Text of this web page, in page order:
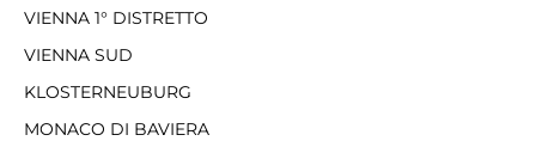
VIENNA 1° DISTRETTO
VIENNA SUD
KLOSTERNEUBURG
MONACO DI BAVIERA